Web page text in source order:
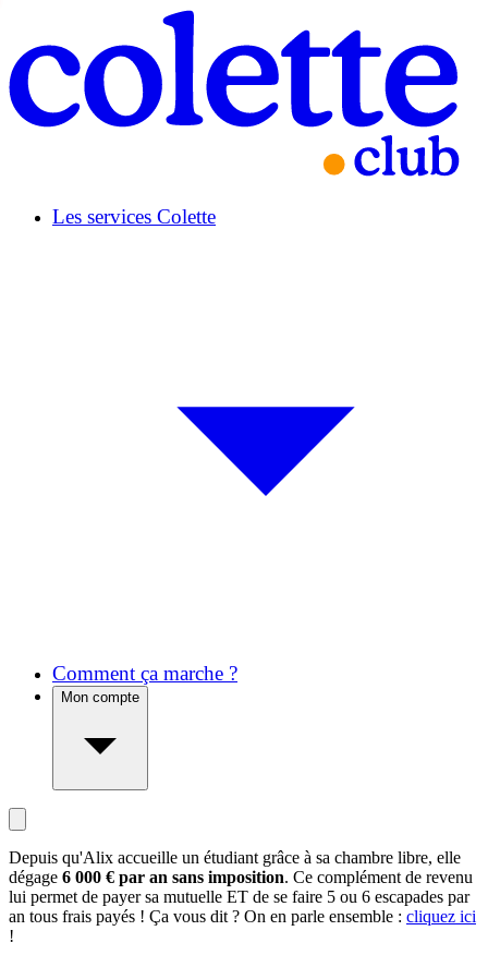
Les services Colette
Comment ça marche ?
Mon compte
Depuis qu'Alix accueille un étudiant grâce à sa chambre libre, elle
dégage 6 000 € par an sans imposition. Ce complément de revenu
lui permet de payer sa mutuelle ET de se faire 5 ou 6 escapades par
an tous frais payés ! Ça vous dit ? On en parle ensemble : cliquez ici
!